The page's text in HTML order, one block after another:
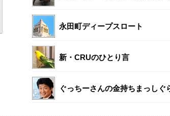
永田町ディープスロート
新・CRUのひとり言
ぐっちーさんの金持ちまっしぐ